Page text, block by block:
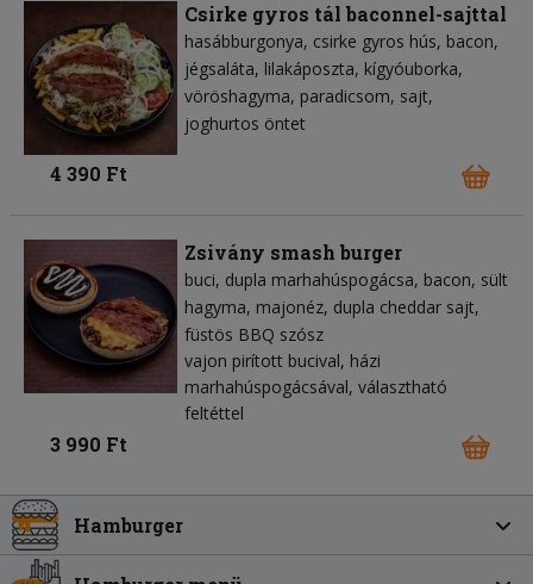
Csirke gyros tál baconnel-sajttal
hasábburgonya csirke gyros hús bacon
jégsaláta lilakáposzta kígyóuborka
vöröshagyma paradicsom sajt
joghurtos öntet
4 390 Ft
Zsivány smash burger
buci dupla marhahúspogácsa bacon sült
hagyma majonéz dupla cheddar sajt
füstös BBQ szósz
vajon pirított bucival, házi
marhahúspogácsával, választható
feltéttel
3 990 Ft
Hamburger